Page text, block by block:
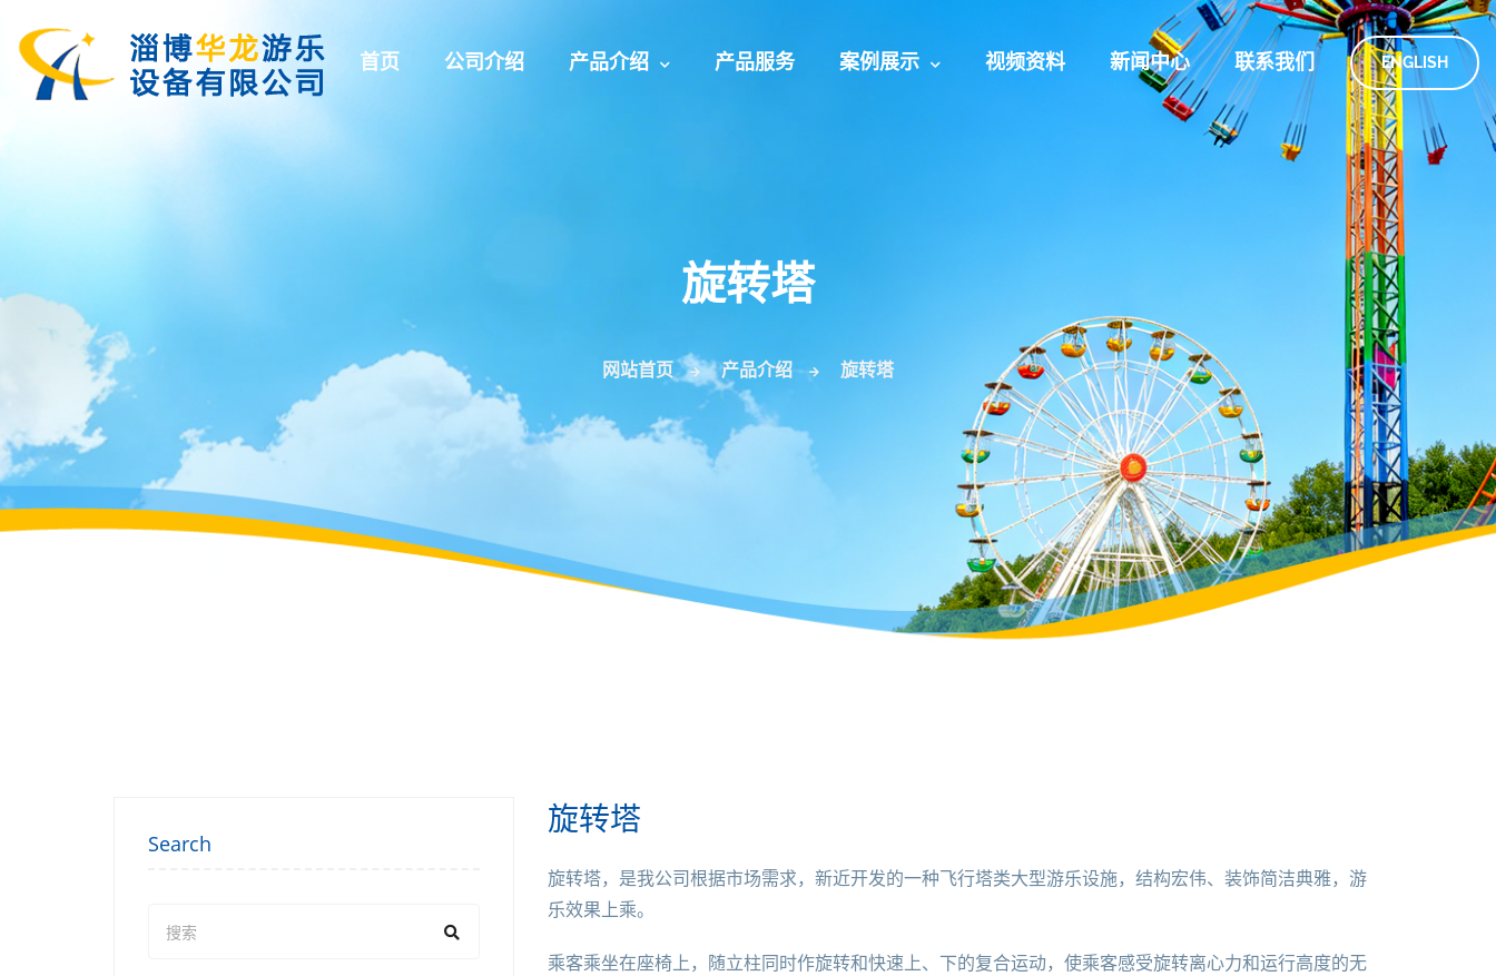
首页 公司介绍 产品介绍 产品服务 案例展示 视频资料 新闻中心 联系我们 ENGLISH
旋转塔
网站首页 产品介绍 旋转塔
Search
旋转塔
旋转塔，是我公司根据市场需求，新近开发的一种飞行塔类大型游乐设施，结构宏伟、装饰简洁典雅，游
乐效果上乘。
乘客乘坐在座椅上，随立柱同时作旋转和快速上、下的复合运动，使乘客感受旋转离心力和运行高度的无